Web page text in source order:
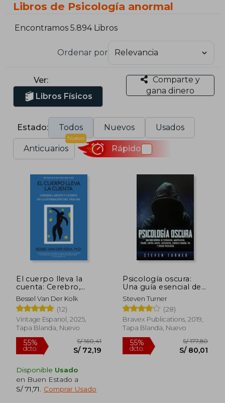
Libros de Psicología anormal
Encontramos 5.894 Libros
Ordenar por
Ver:
Libros Físicos
Comparte y
gana dinero
Estado: Todos Nuevos Usados
Anticuarios
Nuevo
Rápido
El cuerpo lleva la
cuenta: Cerebro,
mente y cuerpo en la
superación del
trauma
Bessel Van Der Kolk
(12)
Vintage Espanol, 2025,
Tapa Blanda, Nuevo
Disponible Usado
en Buen Estado a
S/ 71,71
Comprar Usado
Psicología oscura:
Una guía esencial de
persuasión,
manipulación,
engaño, control
mental, negociación,
conducta humana,
Steven Turner
(28)
Bravex Publications, 2019,
Tapa Blanda, Nuevo